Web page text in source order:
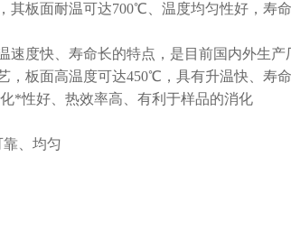
板面耐温可达700℃、温度均匀性好，寿
度快、寿命长的特点，是目前国内外生产
板面高温度可达450℃，具有升温快、寿
*性好、热效率高、有利于样品的消化
、均匀